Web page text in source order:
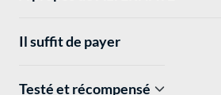
Il suffit de payer
Testé et récompensé